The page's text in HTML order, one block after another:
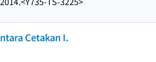
Cetakan I.